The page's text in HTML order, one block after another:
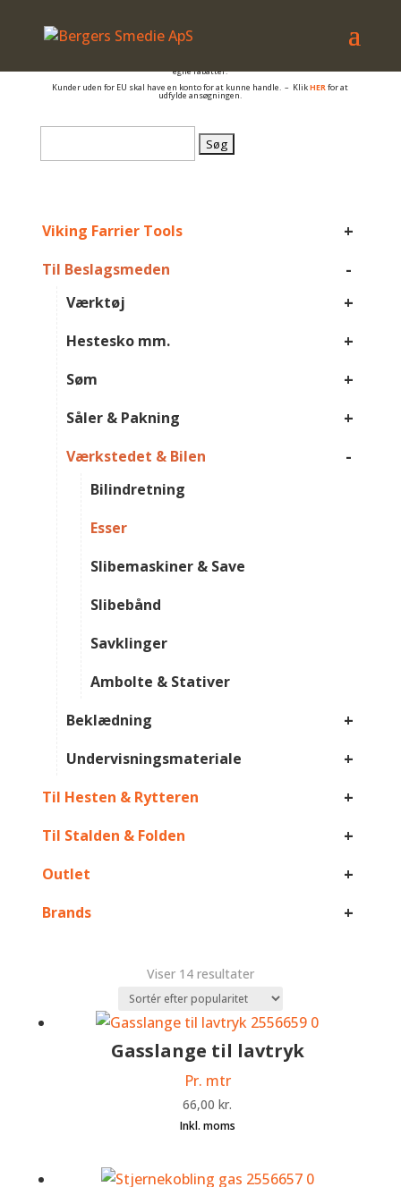
– også salg til PRIVATE
egne rabatter.
Kunder uden for EU skal have en konto for at kunne handle. – KlikHERfor at
udfylde ansøgningen.
efter:
Viking Farrier Tools +
Til Beslagsmeden -
Værktøj +
Hestesko mm. +
Søm +
Såler & Pakning +
Værkstedet & Bilen -
Bilindretning
Esser
Slibemaskiner & Save
Slibebånd
Savklinger
Ambolte & Stativer
Beklædning
+
Undervisningsmateriale +
Til Hesten & Rytteren +
Til Stalden & Folden +
Outlet +
Brands +
Viser 14 resultaterSorteret
efter
popularitet
Gasslange til lavtryk
Pr. mtr
66,00kr.